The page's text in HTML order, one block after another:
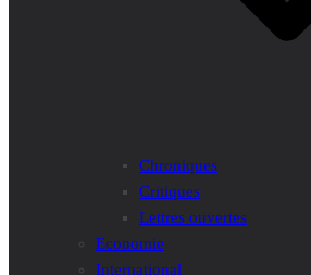
Chroniques
Critiques
Lettres ouvertes
Economie
International